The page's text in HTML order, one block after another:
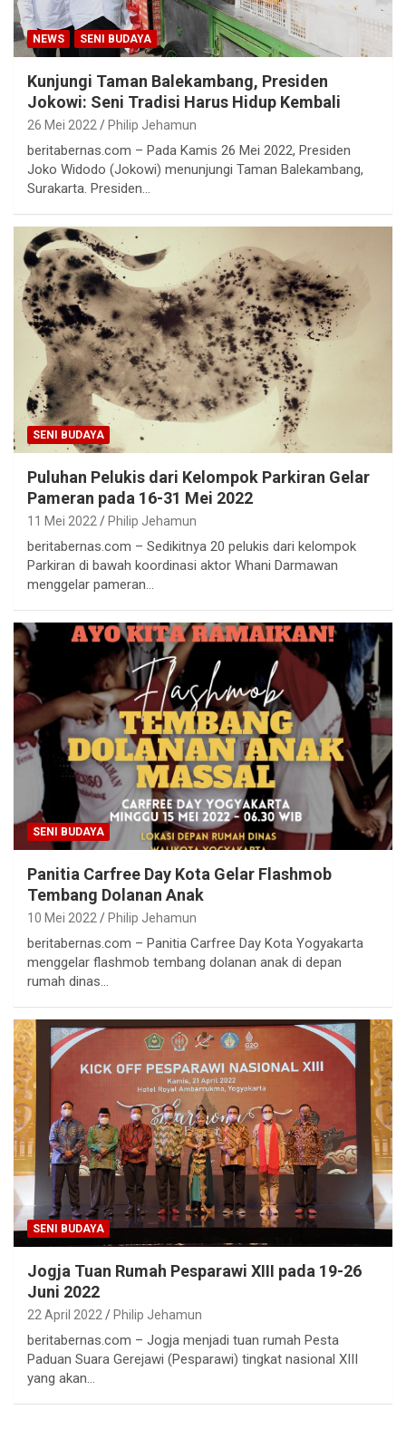
NEWS SENI BUDAYA
Kunjungi Taman Balekambang, Presiden
Jokowi: Seni Tradisi Harus Hidup Kembali
26 Mei 2022 Philip Jehamun
beritabernas.com – Pada Kamis 26 Mei 2022, Presiden
Joko Widodo (Jokowi) menunjungi Taman Balekambang,
Surakarta. Presiden…
SENI BUDAYA
Puluhan Pelukis dari Kelompok Parkiran Gelar
Pameran pada 16-31 Mei 2022
11 Mei 2022 Philip Jehamun
beritabernas.com – Sedikitnya 20 pelukis dari kelompok
Parkiran di bawah koordinasi aktor Whani Darmawan
menggelar pameran…
SENI BUDAYA
Panitia Carfree Day Kota Gelar Flashmob
Tembang Dolanan Anak
10 Mei 2022 Philip Jehamun
beritabernas.com – Panitia Carfree Day Kota Yogyakarta
menggelar flashmob tembang dolanan anak di depan
rumah dinas…
SENI BUDAYA
Jogja Tuan Rumah Pesparawi XIII pada 19-26
Juni 2022
22 April 2022 Philip Jehamun
beritabernas.com – Jogja menjadi tuan rumah Pesta
Paduan Suara Gerejawi (Pesparawi) tingkat nasional XIII
yang akan…